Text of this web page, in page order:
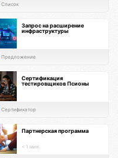
Список
Запрос на расширение
инфраструктуры
Предложение
Сертификация
тестировщиков Псионы
Сертификатор
Партнерская программа
< 1 мин.